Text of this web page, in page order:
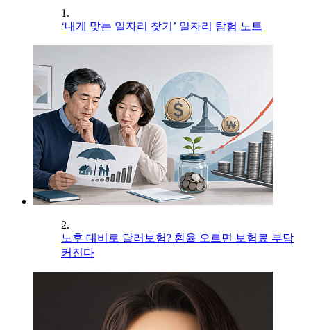
1.
‘내게 맞는 일자리 찾기’ 일자리 탐험 노트
2.
노후 대비로 달러보험? 환율 오르면 보험료 부담
커진다